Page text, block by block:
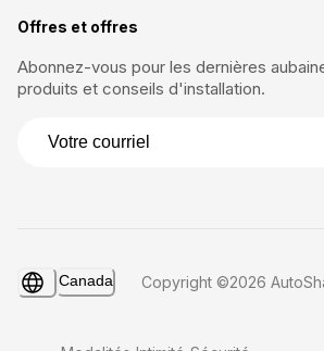
Offres et offres
Abonnez-vous pour les dernières
produits et conseils d'installation.
Canada Copyright ©2026